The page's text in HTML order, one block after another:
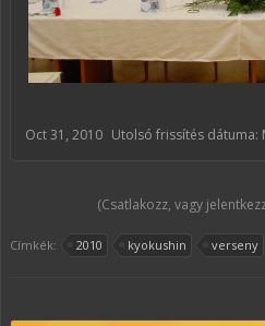
Oct 31, 2010 Utolsó frissítés dátuma:
(Csatlakozz, vagy
Címkék: 2010 kyokushin verseny